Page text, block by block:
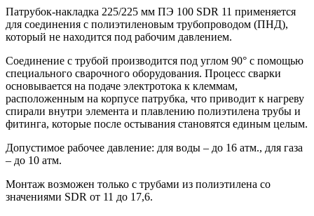
Патрубок-накладка 225/225 мм ПЭ 100 SDR 11 применяется
для соединения с полиэтиленовым трубопроводом (ПНД),
который не находится под рабочим давлением.
Соединение с трубой производится под углом 90° с помощью
специального сварочного оборудования. Процесс сварки
основывается на подаче электротока к клеммам,
расположенным на корпусе патрубка, что приводит к нагреву
спирали внутри элемента и плавлению полиэтилена трубы и
фитинга, которые после остывания становятся единым целым.
Допустимое рабочее давление: для воды – до 16 атм., для газа
– до 10 атм.
Монтаж возможен только с трубами из полиэтилена со
значениями SDR от 11 до 17,6.